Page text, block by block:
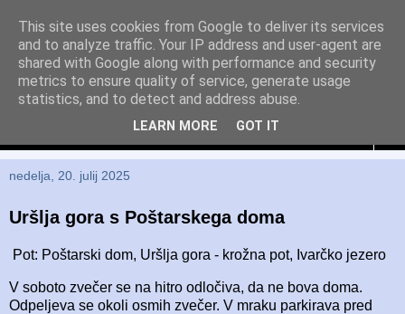
Eka in Emil
Življenje je pot, ne cilj
nedelja, 20. julij 2025
Uršlja gora s Poštarskega doma
Pot: Poštarski dom, Uršlja gora - krožna pot, Ivarčko jezero
V soboto zvečer se na hitro odločiva, da ne bova doma.
Odpeljeva se okoli osmih zvečer. V mraku parkirava pred
This site uses cookies from Google to deliver its services
and to analyze traffic. Your IP address and user-agent are
shared with Google along with performance and security
metrics to ensure quality of service, generate usage
statistics, and to detect and address abuse.
LEARN MORE GOT IT